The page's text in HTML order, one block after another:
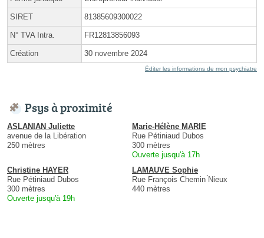
SIRET 81385609300022
N° TVA Intra. FR12813856093
Création 30 novembre 2024
Éditer les informations de mon psychiatre
Psys à proximité
ASLANIAN Juliette
avenue de la Libération
250 mètres
Marie-Hélène MARIE
Rue Pétiniaud Dubos
300 mètres
Ouverte jusqu'à 17h
Christine HAYER
Rue Pétiniaud Dubos
300 mètres
Ouverte jusqu'à 19h
LAMAUVE Sophie
Rue François Chemin ́Nieux
440 mètres